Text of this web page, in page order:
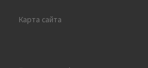
Карта сайта